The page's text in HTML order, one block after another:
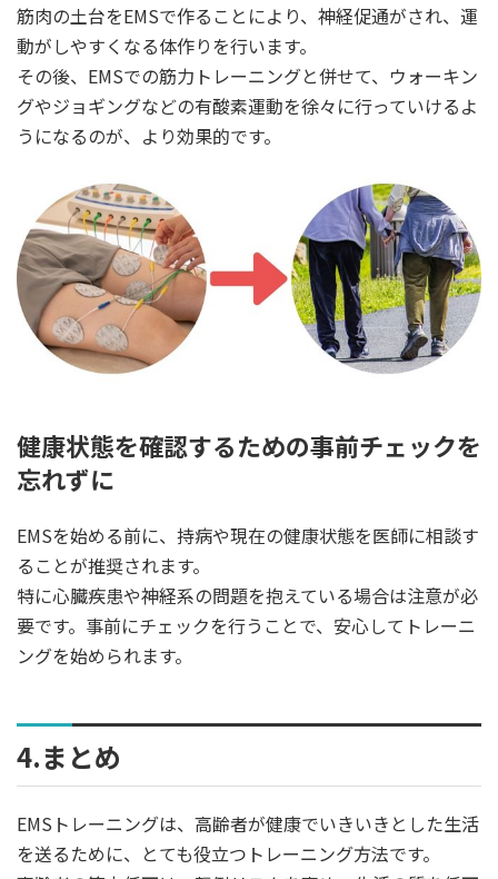
筋肉の土台をEMSで作ることにより、神経促通がされ、運
動がしやすくなる体作りを行います。
その後、EMSでの筋力トレーニングと併せて、ウォーキン
グやジョギングなどの有酸素運動を徐々に行っていけるよ
うになるのが、より効果的です。
健康状態を確認するための事前チェックを
忘れずに
EMSを始める前に、持病や現在の健康状態を医師に相談す
ることが推奨されます。
特に心臓疾患や神経系の問題を抱えている場合は注意が必
要です。事前にチェックを行うことで、安心してトレーニ
ングを始められます。
4.まとめ
EMSトレーニングは、高齢者が健康でいきいきとした生活
を送るために、とても役立つトレーニング方法です。